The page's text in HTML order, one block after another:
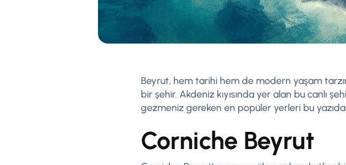
Beyrut, hem tarihi hem de modern yaşam
bir şehir. Akdeniz kıyısında yer alan bu canlı
gezmeniz gereken en popüler yerleri bu
Corniche Beyrut